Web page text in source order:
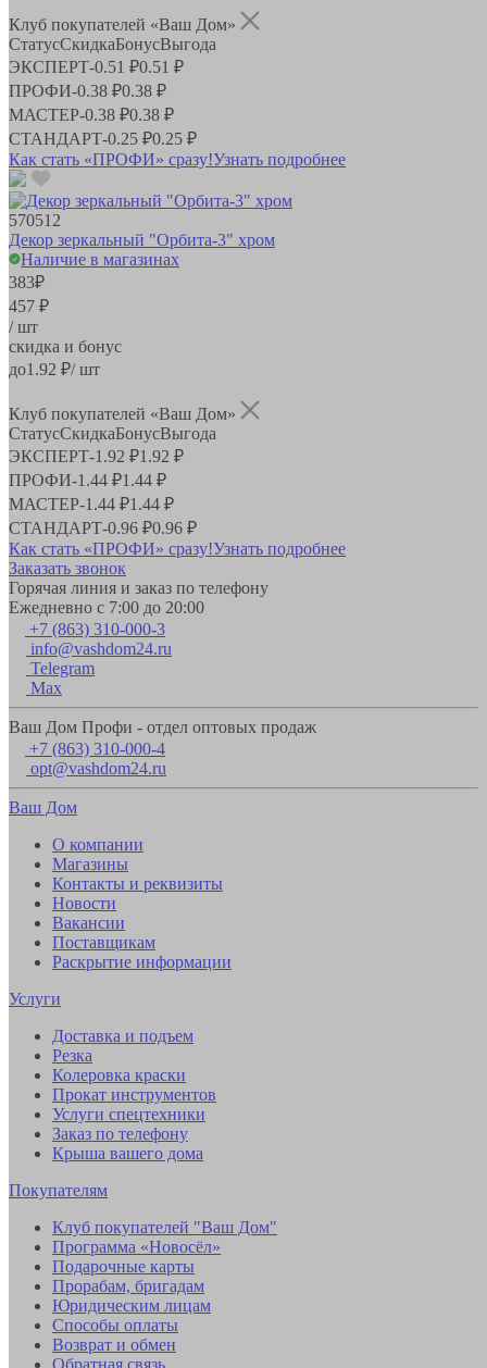
Клуб покупателей «Ваш Дом»
СтатусСкидкаБонусВыгода
ЭКСПЕРТ-0.51 ₽0.51 ₽
ПРОФИ-0.38 ₽0.38 ₽
МАСТЕР-0.38 ₽0.38 ₽
СТАНДАРТ-0.25 ₽0.25 ₽
Как стать «ПРОФИ» сразу!Узнать подробнее
570512
Декор зеркальный "Орбита-3" хром
Наличие в магазинах
383₽
457 ₽
/ шт
скидка и бонус
до1.92 ₽/ шт
Клуб покупателей «Ваш Дом»
СтатусСкидкаБонусВыгода
ЭКСПЕРТ-1.92 ₽1.92 ₽
ПРОФИ-1.44 ₽1.44 ₽
МАСТЕР-1.44 ₽1.44 ₽
СТАНДАРТ-0.96 ₽0.96 ₽
Как стать «ПРОФИ» сразу!Узнать подробнее
Заказать звонок
Горячая линия и заказ по телефону
Ежедневно с 7:00 до 20:00
+7 (863) 310-000-3
info@vashdom24.ru
Telegram
Max
Ваш Дом Профи - отдел оптовых продаж
+7 (863) 310-000-4
opt@vashdom24.ru
Ваш Дом
О компании
Магазины
Контакты и реквизиты
Новости
Вакансии
Поставщикам
Раскрытие информации
Услуги
Доставка и подъем
Резка
Колеровка краски
Прокат инструментов
Услуги спецтехники
Заказ по телефону
Крыша вашего дома
Покупателям
Клуб покупателей "Ваш Дом"
Программа «Новосёл»
Подарочные карты
Прорабам, бригадам
Юридическим лицам
Способы оплаты
Возврат и обмен
Обратная связь